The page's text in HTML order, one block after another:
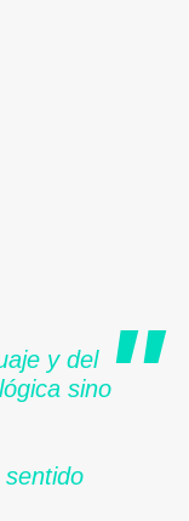
y del
sino